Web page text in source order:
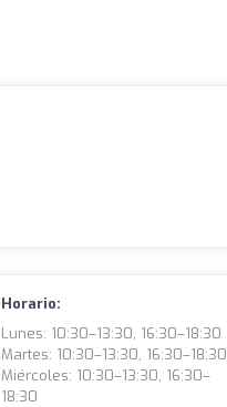
Horario:
Lunes: 10:30–13:30, 16:30–18:30
Martes: 10:30–13:30, 16:30–18:30
Miércoles: 10:30–13:30, 16:30–
18:30